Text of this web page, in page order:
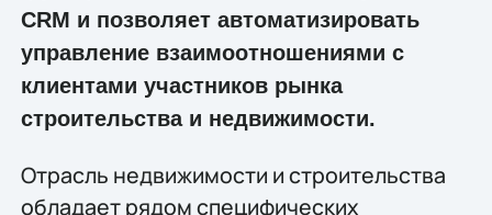
CRM и позволяет автоматизировать
управление взаимоотношениями с
клиентами участников рынка
строительства и недвижимости.
Отрасль недвижимости и строительства
обладает рядом специфических